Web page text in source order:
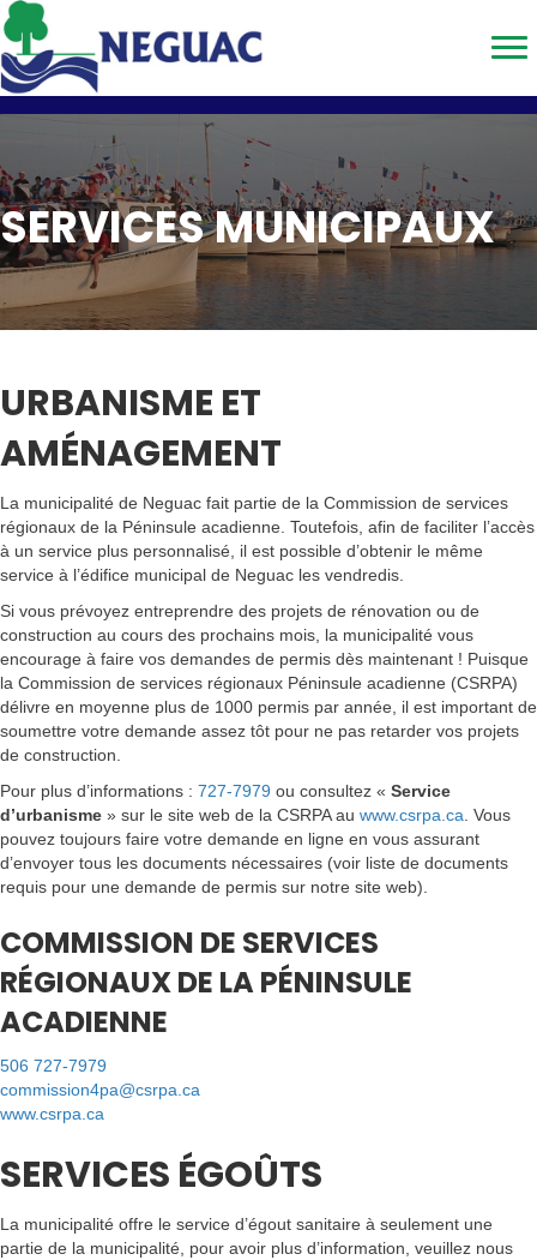
SERVICES MUNICIPAUX
URBANISME ET
AMÉNAGEMENT
La municipalité de Neguac fait partie de la Commission de services
régionaux de la Péninsule acadienne. Toutefois, afin de faciliter l’accès
à un service plus personnalisé, il est possible d’obtenir le même
service à l’édifice municipal de Neguac les vendredis.
Si vous prévoyez entreprendre des projets de rénovation ou de
construction au cours des prochains mois, la municipalité vous
encourage à faire vos demandes de permis dès maintenant ! Puisque
la Commission de services régionaux Péninsule acadienne (CSRPA)
délivre en moyenne plus de 1000 permis par année, il est important de
soumettre votre demande assez tôt pour ne pas retarder vos projets
de construction.
Pour plus d’informations : 727-7979 ou consultez « Service
d’urbanisme » sur le site web de la CSRPA au www.csrpa.ca . Vous
pouvez toujours faire votre demande en ligne en vous assurant
d’envoyer tous les documents nécessaires (voir liste de documents
requis pour une demande de permis sur notre site web).
COMMISSION DE SERVICES
RÉGIONAUX DE LA PÉNINSULE
ACADIENNE
506 727-7979
commission4pa@csrpa.ca
www.csrpa.ca
SERVICES ÉGOÛTS
La municipalité offre le service d’égout sanitaire à seulement une
partie de la municipalité, pour avoir plus d’information, veuillez nous